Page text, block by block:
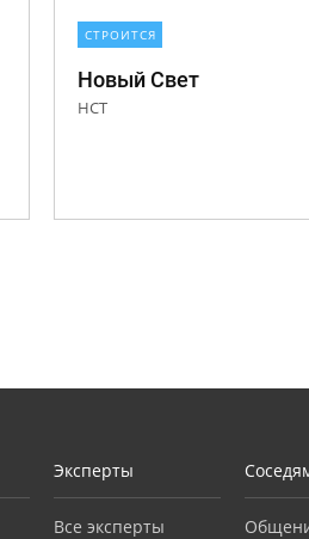
СТРОИТСЯ
Новый Свет
НСТ
Эксперты
Все эксперты